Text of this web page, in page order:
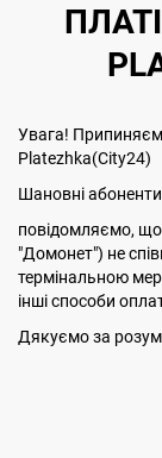
Увага!
Platezhka(City24)
Шановні
повідомляємо,
"Домонет") не
термінальною
інші способи
Дякуємо за